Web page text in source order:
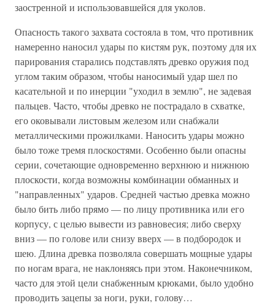
заостренной и использовавшейся для уколов.
Опасность такого захвата состояла в том, что противник
намеренно наносил удары по кистям рук, поэтому для их
парирования старались подставлять древко оружия под
углом таким образом, чтобы наносимый удар шел по
касательной и по инерции "уходил в землю", не задевая
пальцев. Часто, чтобы древко не пострадало в схватке,
его оковывали листовым железом или снабжали
металлическими прожилками. Наносить удары можно
было тоже тремя плоскостями. Особенно были опасны
серии, сочетающие одновременно верхнюю и нижнюю
плоскости, когда возможны комбинации обманных и
"направленных" ударов. Средней частью древка можно
было бить либо прямо — по лицу противника или его
корпусу, с целью вывести из равновесия; либо сверху
вниз — по голове или снизу вверх — в подбородок и
шею. Длина древка позволяла совершать мощные удары
по ногам врага, не наклоняясь при этом. Наконечником,
часто для этой цели снабженным крюками, было удобно
проводить зацепы за ноги, руки, голову…